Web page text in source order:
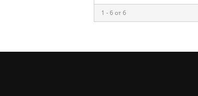
1 - 6 от 6